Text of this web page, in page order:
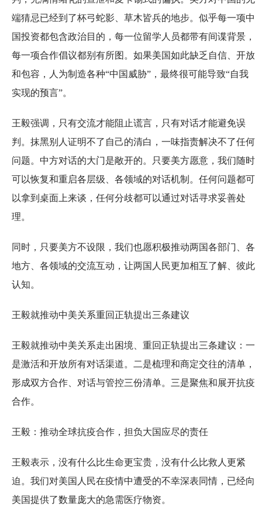
端猜忌已经到了杯弓蛇影、草木皆兵的地步。似乎每一项中
国投资都包含政治目的，每一位留学人员都带有间谍背景，
每一项合作倡议都别有所图。如果美国如此缺乏自信、开放
和包容，人为制造各种“中国威胁”，最终很可能导致“自我
实现的预言”。
王毅强调，只有交流才能阻止谎言，只有对话才能避免误
判。抹黑别人证明不了自己的清白，一味指责解决不了任何
问题。中方对话的大门是敞开的。只要美方愿意，我们随时
可以恢复和重启各层级、各领域的对话机制。任何问题都可
以拿到桌面上来谈，任何分歧都可以通过对话寻求妥善处
理。
同时，只要美方不设限，我们也愿积极推动两国各部门、各
地方、各领域的交流互动，让两国人民更加相互了解、彼此
认知。
王毅就推动中美关系重回正轨提出三条建议
王毅就推动中美关系走出困境、重回正轨提出三条建议：一
是激活和开放所有对话渠道。二是梳理和商定交往的清单，
形成双方合作、对话与管控三份清单。三是聚焦和展开抗疫
合作。
王毅：推动全球抗疫合作，担负大国应尽的责任
王毅表示，没有什么比生命更宝贵，没有什么比救人更紧
迫。我们对美国人民在疫情中遭受的不幸深表同情，已经向
美国提供了数量庞大的急需医疗物资。